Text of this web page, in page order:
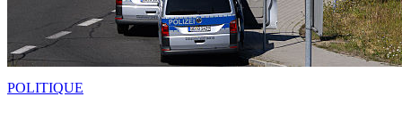
POLITIQUE